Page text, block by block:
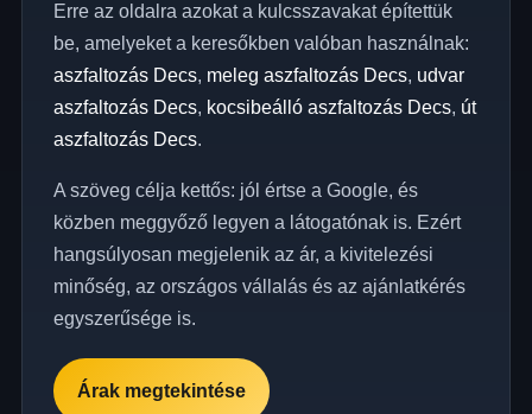
Erre az oldalra azokat a kulcsszavakat építettük
be, amelyeket a keresőkben valóban használnak:
aszfaltozás Decs, meleg aszfaltozás Decs, udvar
aszfaltozás Decs, kocsibeálló aszfaltozás Decs, út
aszfaltozás Decs.
A szöveg célja kettős: jól értse a Google, és
közben meggyőző legyen a látogatónak is. Ezért
hangsúlyosan megjelenik az ár, a kivitelezési
minőség, az országos vállalás és az ajánlatkérés
egyszerűsége is.
Árak megtekintése